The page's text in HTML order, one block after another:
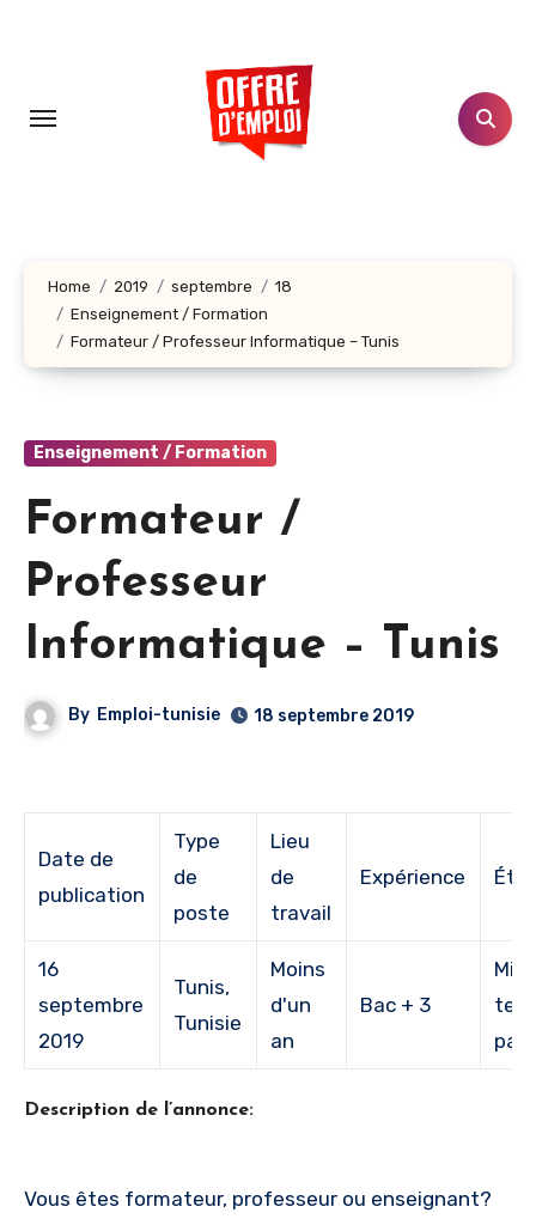
principal
Home 2019 septembre
18
Enseignement / Formation
Formateur / Professeur Informatique – Tunis
Enseignement / Formation
Formateur /
Professeur
Informatique – Tunis
By Emploi-tunisie 18 septembre 2019
Date de
publication
Type
de
poste
Lieu
de
travail
Expérience
16
septembre
2019
Tunis,
Tunisie
Moins
d'un
an
Bac + 3
Mi-
Description de l’annonce:
Vous êtes formateur, professeur ou enseignant?